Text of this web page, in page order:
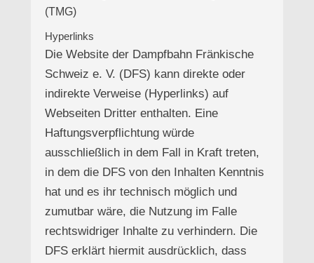
(TMG)
Hyperlinks
Die Website der Dampfbahn Fränkische
Schweiz e. V. (DFS) kann direkte oder
indirekte Verweise (Hyperlinks) auf
Webseiten Dritter enthalten. Eine
Haftungsverpflichtung würde
ausschließlich in dem Fall in Kraft treten,
in dem die DFS von den Inhalten Kenntnis
hat und es ihr technisch möglich und
zumutbar wäre, die Nutzung im Falle
rechtswidriger Inhalte zu verhindern. Die
DFS erklärt hiermit ausdrücklich, dass